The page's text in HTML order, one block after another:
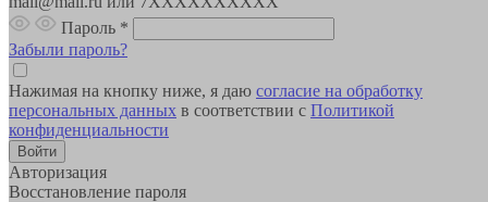
Пароль *
Забыли пароль?
Нажимая на кнопку ниже, я даю согласие на обработку
персональных данных в соответствии с Политикой
конфиденциальности
Авторизация
Восстановление пароля